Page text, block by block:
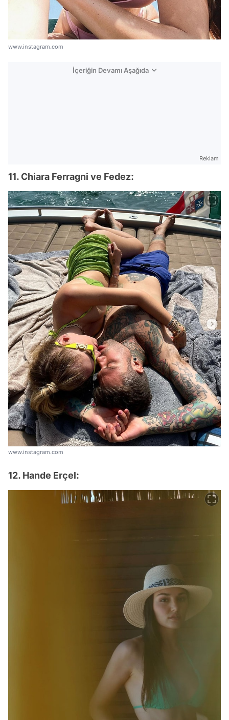
www.instagram.com
İçeriğin Devamı Aşağıda
Reklam
11. Chiara Ferragni ve Fedez:
www.instagram.com
12. Hande Erçel: